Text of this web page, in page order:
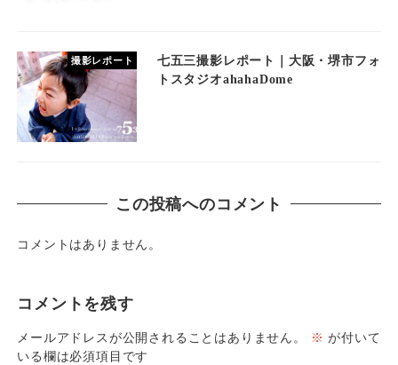
撮影レポート
七五三撮影レポート｜大阪・堺市フォ
トスタジオahahaDome
この投稿へのコメント
コメントはありません。
コメントを残す
メールアドレスが公開されることはありません。 ※ が付いて
いる欄は必須項目です